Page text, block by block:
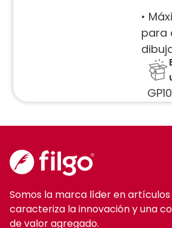
•
para
Somos la marca líder en
caracteriza la innovación y una
de valor agregado.